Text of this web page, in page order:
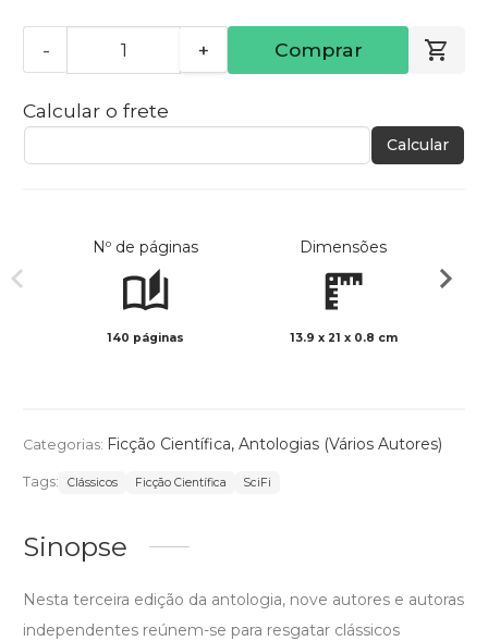
- + Comprar
Calcular o frete
Calcular
Nº de páginas
140 páginas
Dimensões
13.9 x 21 x 0.8 cm
Categorias: Ficção Científica, Antologias (Vários Autores)
Tags: Clássicos Ficção Científica SciFi
Sinopse
Nesta terceira edição da antologia, nove autores e autoras
independentes reúnem-se para resgatar clássicos